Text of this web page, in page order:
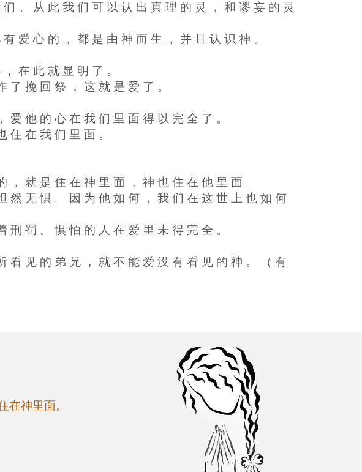
。 从 此 我 们 可 以 认 出 真 理 的 灵 ， 和 谬 妄 的 灵
爱 心 的 ， 都 是 由 神 而 生 ， 并 且 认 识 神 。
在 此 就 显 明 了 。
挽 回 祭 ， 这 就 是 爱 了 。
他 的 心 在 我 们 里 面 得 以 完 全 了 。
住 在 我 们 里 面 。
就 是 住 在 神 里 面 ， 神 也 住 在 他 里 面 。
然 无 惧 。 因 为 他 如 何 ， 我 们 在 这 世 上 也 如 何
罚 。 惧 怕 的 人 在 爱 里 未 得 完 全 。
看 见 的 弟 兄 ， 就 不 能 爱 没 有 看 见 的 神 。 （ 有
神里面。